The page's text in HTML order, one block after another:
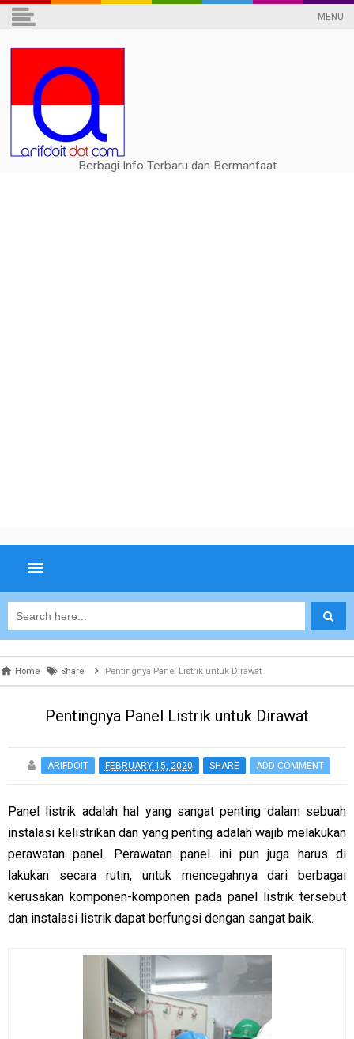
MENU
Berbagi Info Terbaru dan Bermanfaat
Home Share Pentingnya Panel Listrik untuk Dirawat
Pentingnya Panel Listrik untuk Dirawat
ARIFDOIT FEBRUARY 15, 2020 SHARE ADD COMMENT
Panel listrik adalah hal yang sangat penting dalam sebuah
instalasi kelistrikan dan yang penting adalah wajib melakukan
perawatan panel. Perawatan panel ini pun juga harus di
lakukan secara rutin, untuk mencegahnya dari berbagai
kerusakan komponen-komponen pada panel listrik tersebut
dan instalasi listrik dapat berfungsi dengan sangat baik.